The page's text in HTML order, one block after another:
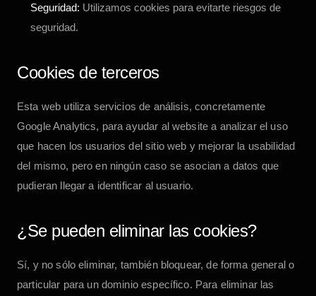
Seguridad: Utilizamos cookies para evitarte riesgos de
seguridad.
Cookies de terceros
Esta web utiliza servicios de análisis, concretamente
Google Analytics, para ayudar al website a analizar el uso
que hacen los usuarios del sitio web y mejorar la usabilidad
del mismo, pero en ningún caso se asocian a datos que
pudieran llegar a identificar al usuario.
¿Se pueden eliminar las cookies?
Sí, y no sólo eliminar, también bloquear, de forma general o
particular para un dominio específico. Para eliminar las